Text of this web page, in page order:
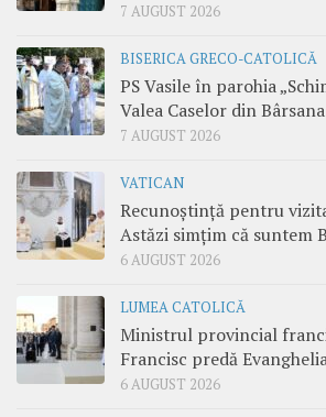
7 AUGUST 2026
BISERICA GRECO-CATOLICĂ
PS Vasile în parohia
Valea Caselor din Bârsana
7 AUGUST 2026
VATICAN
Recunoștință pentru
Astăzi simțim că suntem
6 AUGUST 2026
LUMEA CATOLICĂ
Ministrul provincial
Francisc predă
6 AUGUST 2026